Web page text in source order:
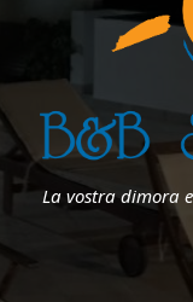
La vostra dimora